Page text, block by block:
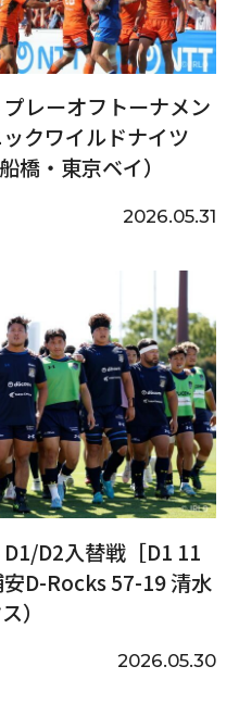
レーオフトーナメン
クワイルドナイツ
橋・東京ベイ）
2026.05.31
D2入替戦［D1 11
D-Rocks 57-19 清水
）
2026.05.30